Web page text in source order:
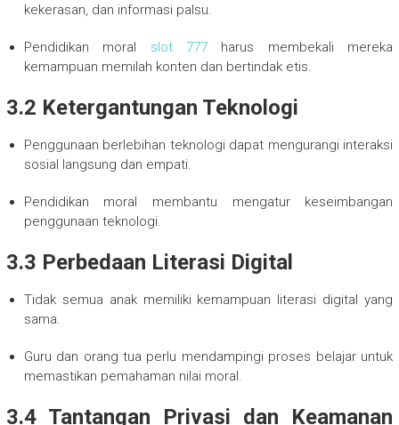
kekerasan, dan informasi palsu.
Pendidikan moral slot 777 harus membekali mereka
kemampuan memilah konten dan bertindak etis.
3.2 Ketergantungan Teknologi
Penggunaan berlebihan teknologi dapat mengurangi interaksi
sosial langsung dan empati.
Pendidikan moral membantu mengatur keseimbangan
penggunaan teknologi.
3.3 Perbedaan Literasi Digital
Tidak semua anak memiliki kemampuan literasi digital yang
sama.
Guru dan orang tua perlu mendampingi proses belajar untuk
memastikan pemahaman nilai moral.
3.4 Tantangan Privasi dan Keamanan